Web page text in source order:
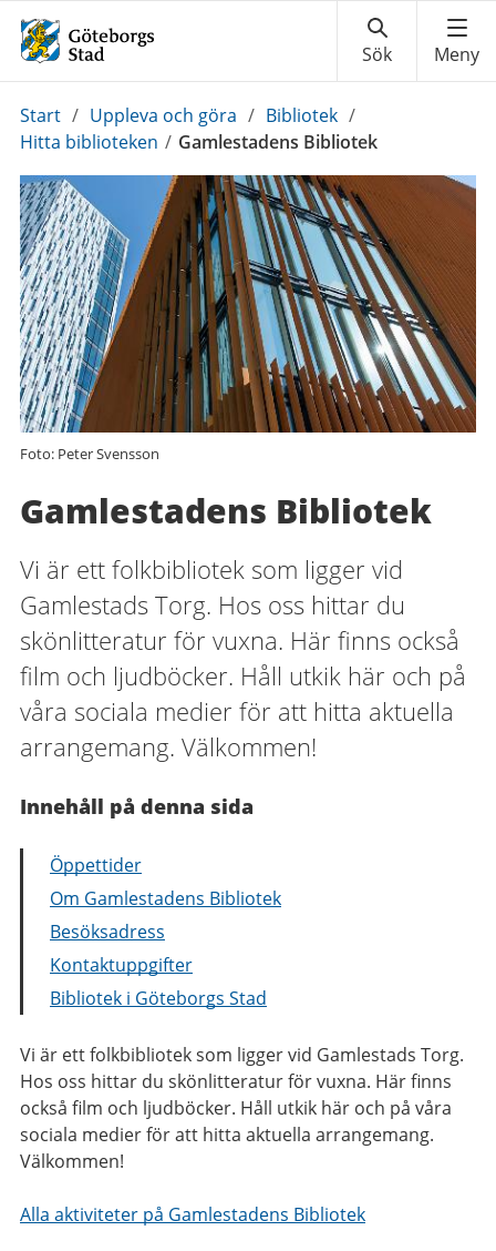
Du
är
Start / Uppleva och göra / Bibliotek /
Hitta biblioteken / Gamlestadens Bibliotek
Foto: Peter Svensson
Gamlestadens Bibliotek
Vi är ett folkbibliotek som ligger vid
Gamlestads Torg. Hos oss hittar du
skönlitteratur för vuxna. Här finns också
film och ljudböcker. Håll utkik här och på
våra sociala medier för att hitta aktuella
arrangemang. Välkommen!
Innehåll på denna sida
Öppettider
Om Gamlestadens Bibliotek
Besöksadress
Kontaktuppgifter
Bibliotek i Göteborgs Stad
Vi är ett folkbibliotek som ligger vid Gamlestads Torg.
Hos oss hittar du skönlitteratur för vuxna. Här finns
också film och ljudböcker. Håll utkik här och på våra
sociala medier för att hitta aktuella arrangemang.
Välkommen!
Alla aktiviteter på Gamlestadens Bibliotek